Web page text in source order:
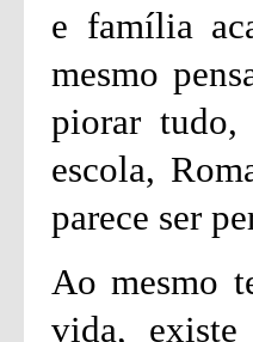
e família
mesmo
piorar tudo,
escola,
parece ser
Ao mesmo
vida, existe